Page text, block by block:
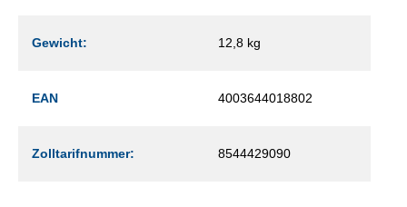
Gewicht: 12,8 kg
EAN 4003644018802
Zolltarifnummer: 8544429090